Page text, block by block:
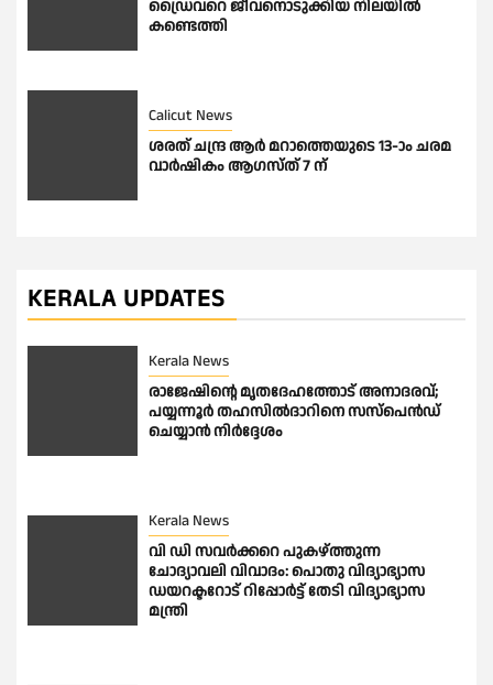
ഡ്രൈവറെ ജീവനൊടുക്കിയ നിലയിൽ
കണ്ടെത്തി
Calicut News
ശരത് ചന്ദ്ര ആർ മറാത്തെയുടെ 13-ാം ചരമ
വാർഷികം ആഗസ്ത് 7 ന്
KERALA UPDATES
Kerala News
രാജേഷിന്റെ മൃതദേഹത്തോട് അനാദരവ്;
പയ്യന്നൂർ തഹസിൽദാറിനെ സസ്പെൻഡ്
ചെയ്യാൻ നിർദ്ദേശം
Kerala News
വി ഡി സവർക്കറെ പുകഴ്ത്തുന്ന
ചോദ്യാവലി വിവാദം: പൊതു വിദ്യാഭ്യാസ
ഡയറക്ടറോട് റിപ്പോർട്ട് തേടി വിദ്യാഭ്യാസ
മന്ത്രി